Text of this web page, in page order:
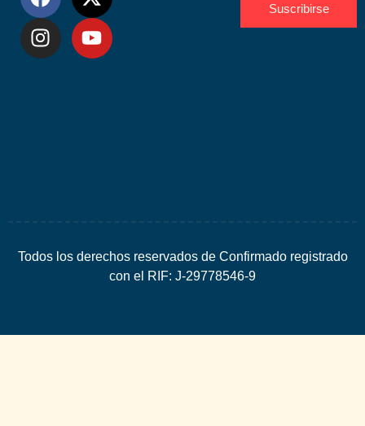
Suscribirse
Todos los derechos reservados de Confirmado registrado
con el RIF: J-29778546-9